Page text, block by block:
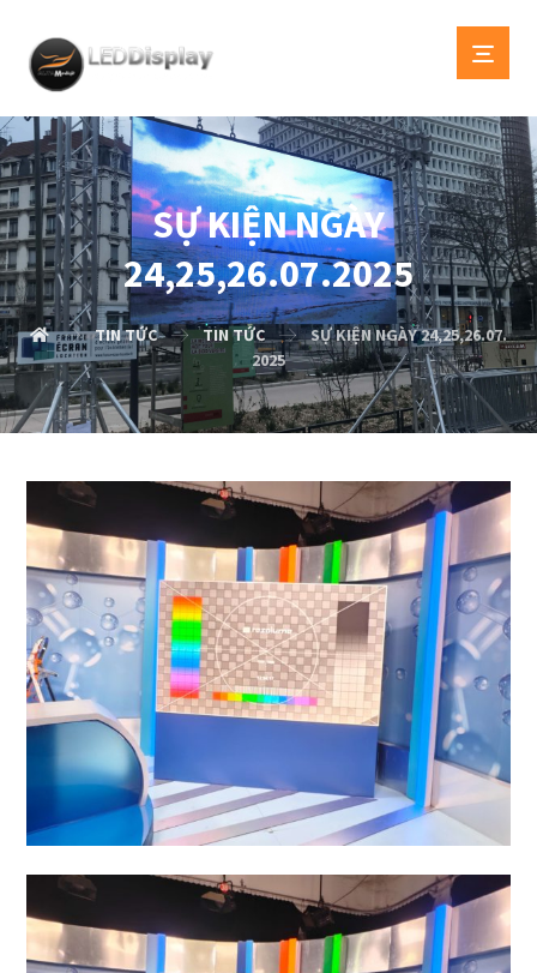
SỰ KIỆN NGÀY
24,25,26.07.2025
TIN TỨC TIN TỨC
SỰ KIỆN NGÀY 24,25,26.07.
2025